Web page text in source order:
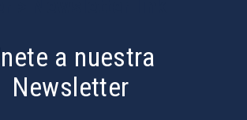
a nuestra
Newsletter